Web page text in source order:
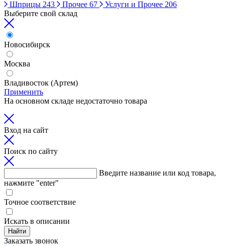
Шприцы 243 Прочее 67 Услуги и Прочее 206
Выберите свой склад
Новосибирск
Москва
Владивосток (Артем)
Применить
На основном складе недостаточно товара
Вход на сайт
Поиск по сайту
Введите название или код товара,
нажмите "enter"
Точное соответствие
Искать в описании
Найти
Заказать звонок